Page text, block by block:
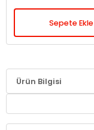
Sepete Ekle
Ürün Bilgisi